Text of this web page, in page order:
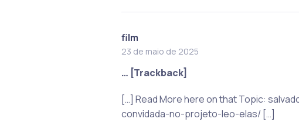
film
23 de maio de 2025
… [Trackback]
[…] Read More here on that Topic:
convidada-no-projeto-leo-elas/ […]